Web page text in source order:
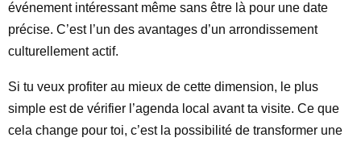
événement intéressant même sans être là pour une date
précise. C’est l’un des avantages d’un arrondissement
culturellement actif.
Si tu veux profiter au mieux de cette dimension, le plus
simple est de vérifier l’agenda local avant ta visite. Ce que
cela change pour toi, c’est la possibilité de transformer une